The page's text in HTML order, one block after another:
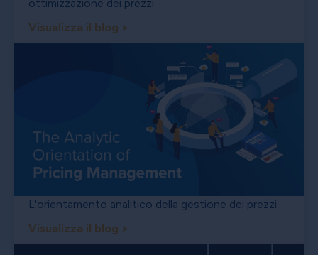
ottimizzazione dei prezzi
Visualizza il blog >
L'orientamento analitico della gestione dei prezzi
Visualizza il blog >